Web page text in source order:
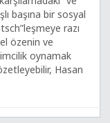
başına bir sosyal
razı
özenin ve
oynamak
Hasan